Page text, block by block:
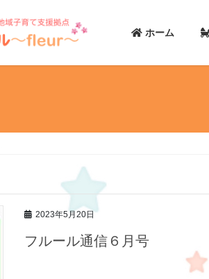
ホーム
2023年5月20日
フルール通信６月号